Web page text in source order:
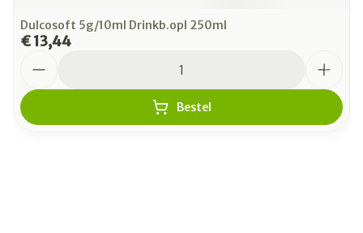
Dulcosoft 5g/10ml Drinkb.opl 250ml
€ 13,44
Bestel